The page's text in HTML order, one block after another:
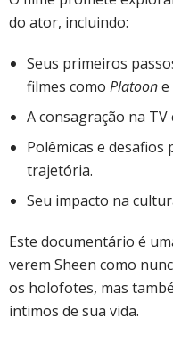
do ator, incluindo:
Seus primeiros
filmes como Platoone
A consagração na TV
Polêmicas e desafios
trajetória.
Seu impacto na
Este documentário é
verem Sheen como
os holofotes, mas
íntimos de sua vida.